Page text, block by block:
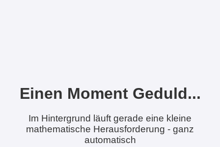
Einen Moment Geduld...
Im Hintergrund läuft gerade eine kleine
mathematische Herausforderung - ganz
automatisch